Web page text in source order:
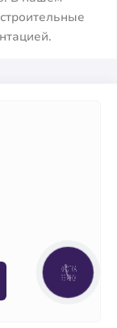
КНОПКА
ЗВ'ЯЗКУ